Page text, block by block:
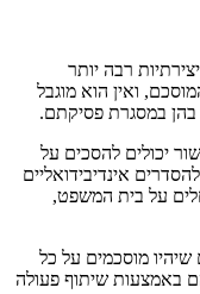
רבה יותר
ואין הוא מוגבל
במסגרת פסיקתם.
יכולים להסכים על
אינדיבידואליים
על בית המשפט,
שיהיו מוסכמים על כל
באמצעות שיתוף פעולה